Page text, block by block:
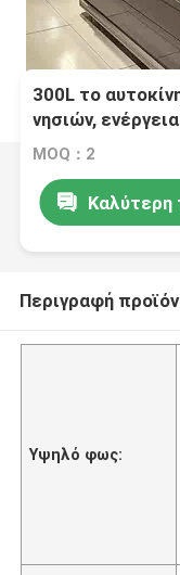
300L το
νησιών,
πορτών
MOQ：2
Καλύτερη
Περιγραφή
Υψηλό φως: